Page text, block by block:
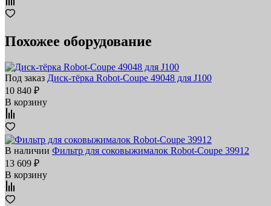
Похожее оборудование
Под заказ Диск-тёрка Robot-Coupe 49048 для J100
10 840 ₽
В корзину
В наличии Фильтр для соковыжималок Robot-Coupe 39912
13 609 ₽
В корзину